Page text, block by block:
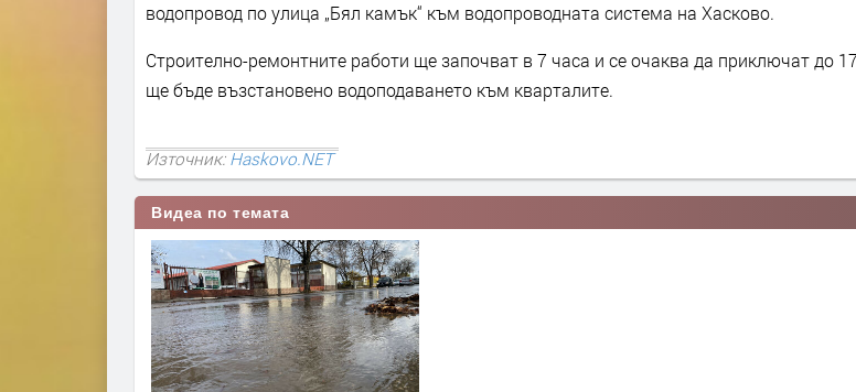
водопровод по улица „Бял камък“ към водопроводната система на Хасково.
Строително-ремонтните работи ще започват в 7 часа и се очаква да приключат до
ще бъде възстановено водоподаването към кварталите.
Източник:Haskovo.NET
Видеа по темата